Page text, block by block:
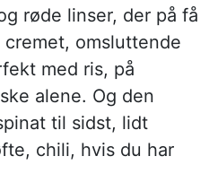
røde linser, der på få
omsluttende
med ris, på
alene. Og den
til sidst, lidt
chili, hvis du har